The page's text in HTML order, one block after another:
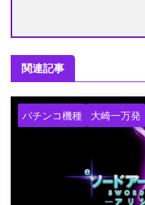
関連記事
パチンコ機種 大崎一万発